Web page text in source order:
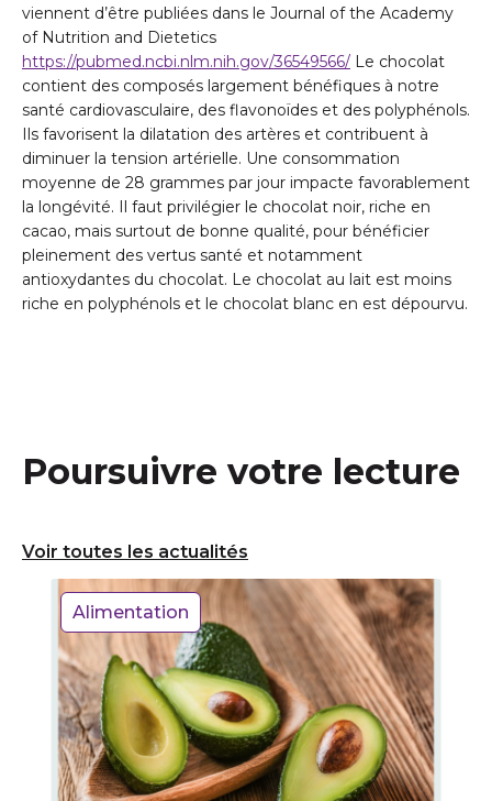
viennent d’être publiées dans le Journal of the Academy
of Nutrition and Dietetics
https://pubmed.ncbi.nlm.nih.gov/36549566/ Le chocolat
contient des composés largement bénéfiques à notre
santé cardiovasculaire, des flavonoïdes et des polyphénols.
Ils favorisent la dilatation des artères et contribuent à
diminuer la tension artérielle. Une consommation
moyenne de 28 grammes par jour impacte favorablement
la longévité. Il faut privilégier le chocolat noir, riche en
cacao, mais surtout de bonne qualité, pour bénéficier
pleinement des vertus santé et notamment
antioxydantes du chocolat. Le chocolat au lait est moins
riche en polyphénols et le chocolat blanc en est dépourvu.
Poursuivre votre lecture
Voir toutes les actualités
Alimentation